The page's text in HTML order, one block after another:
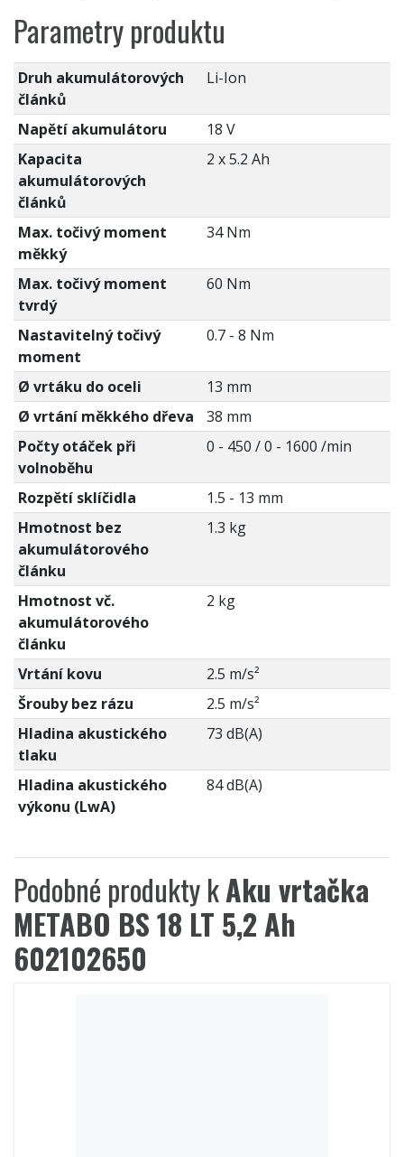
Parametry produktu
Druh akumulátorových
článků
Li-Ion
Napětí akumulátoru
18 V
Kapacita
akumulátorových
článků
2 x 5.2 Ah
Max. točivý moment
měkký
34 Nm
Max. točivý moment
tvrdý
60 Nm
Nastavitelný točivý
moment
0.7 - 8 Nm
Ø vrtáku do oceli
13 mm
Ø vrtání měkkého dřeva
38 mm
Počty otáček při
volnoběhu
0 - 450 / 0 - 1600 /min
Rozpětí sklíčidla
1.5 - 13 mm
Hmotnost bez
akumulátorového
článku
1.3 kg
Hmotnost vč.
akumulátorového
článku
2 kg
Vrtání kovu
2.5 m/s²
Šrouby bez rázu
2.5 m/s²
Hladina akustického
tlaku
73 dB(A)
Hladina akustického
výkonu (LwA)
84 dB(A)
Podobné produkty kAku vrtačka
METABO BS 18 LT 5,2 Ah
602102650